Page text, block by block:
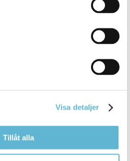
Visa detaljer
Tillåt alla